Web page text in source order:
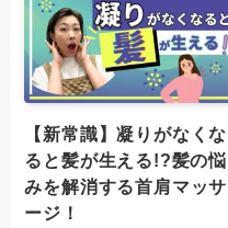
【新常識】凝りがなくな
ると髪が生える!?髪の悩
みを解消する首肩マッサ
ージ！